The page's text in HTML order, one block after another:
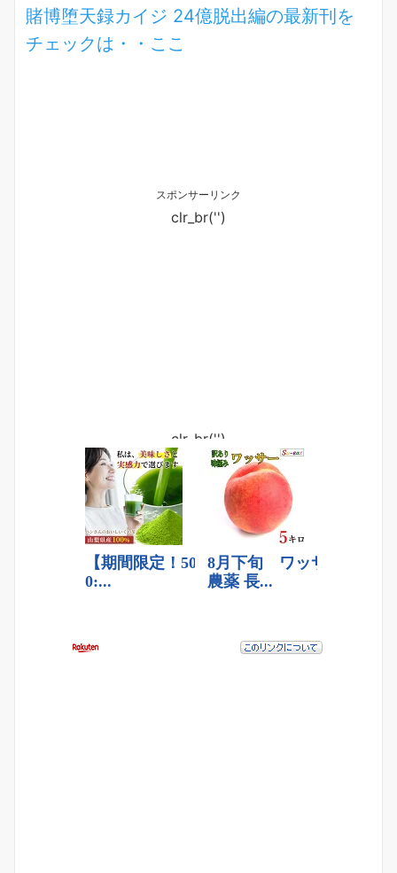
賭博堕天録カイジ 24億脱出編の最新刊を
チェックは・・ここ
スポンサーリンク
clr_br('')
clr_br('')